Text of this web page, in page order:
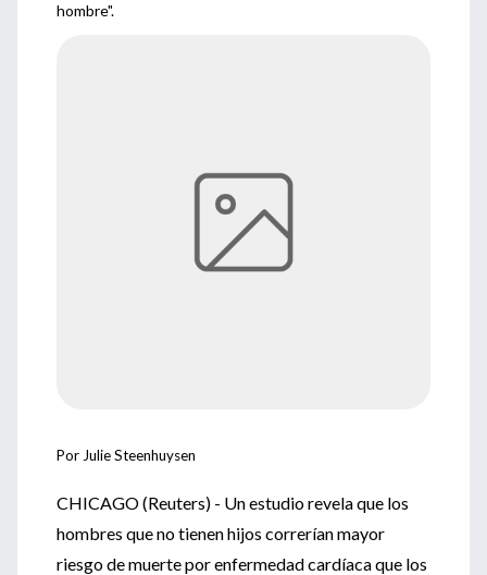
hombre".
Por Julie Steenhuysen
CHICAGO (Reuters) - Un estudio revela que los
hombres que no tienen hijos correrían mayor
riesgo de muerte por enfermedad cardíaca que los